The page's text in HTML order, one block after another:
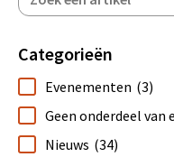
Categorieën
Evenementen (3)
Geen onderdeel van
Nieuws (34)